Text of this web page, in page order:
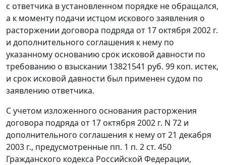
с ответчика в установленном порядке не обращался,
а к моменту подачи истцом искового заявления о
расторжении договора подряда от 17 октября 2002 г.
и дополнительного соглашения к нему по
указанному основанию срок исковой давности по
требованию о взыскании 13821541 руб. 99 коп. истек,
и срок исковой давности был применен судом по
заявлению ответчика.
С учетом изложенного основания расторжения
договора подряда от 17 октября 2002 г. N 72 и
дополнительного соглашения к нему от 21 декабря
2003 г., предусмотренные пп. 1 п. 2 ст. 450
Гражданского кодекса Российской Федерации,